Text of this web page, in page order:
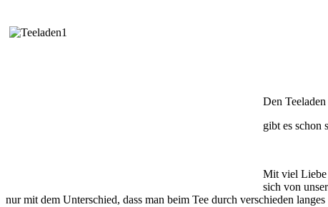
Den
gibt es schon
Mit viel Liebe
sich von
nur mit dem Unterschied, dass man beim Tee durch verschieden